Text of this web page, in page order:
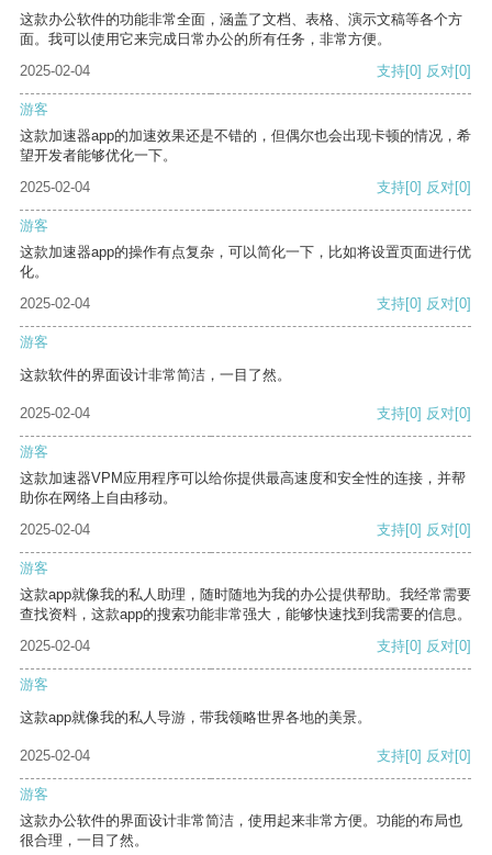
这款办公软件的功能非常全面，涵盖了文档、表格、演示文稿等各个方
面。我可以使用它来完成日常办公的所有任务，非常方便。
2025-02-04
支持[0] 反对[0]
游客
这款加速器app的加速效果还是不错的，但偶尔也会出现卡顿的情况，希
望开发者能够优化一下。
2025-02-04
支持[0] 反对[0]
游客
这款加速器app的操作有点复杂，可以简化一下，比如将设置页面进行优
化。
2025-02-04
支持[0] 反对[0]
游客
这款软件的界面设计非常简洁，一目了然。
2025-02-04 支持[0] 反对[0]
游客
这款加速器VPM应用程序可以给你提供最高速度和安全性的连接，并帮
助你在网络上自由移动。
2025-02-04
支持[0] 反对[0]
游客
这款app就像我的私人助理，随时随地为我的办公提供帮助。我经常需要
查找资料，这款app的搜索功能非常强大，能够快速找到我需要的信息。
2025-02-04
支持[0] 反对[0]
游客
这款app就像我的私人导游，带我领略世界各地的美景。
2025-02-04 支持[0] 反对[0]
游客
这款办公软件的界面设计非常简洁，使用起来非常方便。功能的布局也
很合理，一目了然。